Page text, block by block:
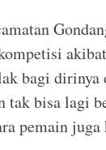
bagi dirinya
tak bisa lagi
pemain